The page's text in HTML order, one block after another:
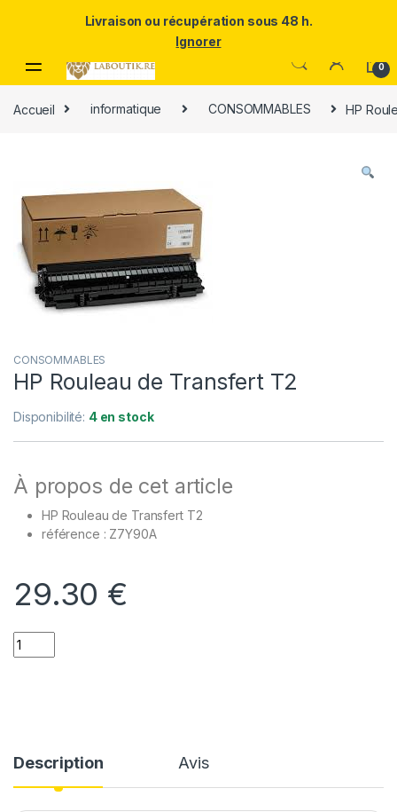
puissance et l'élégance du Samsung Galaxy S25 Ultra à prix réduit.
0
Accueil informatique CONSOMMABLES HP
CONSOMMABLES
HP Rouleau de Transfert T2
Disponibilité: 4 en stock
À propos de cet article
HP Rouleau de Transfert T2
référence : Z7Y90A
29.30 €
Quantity
Description Avis
Livraison ou récupération sous 48 h.
Ignorer